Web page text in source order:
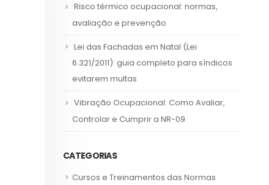
Risco térmico ocupacional: normas,
avaliação e prevenção
Lei das Fachadas em Natal (Lei
6.321/2011): guia completo para síndicos
evitarem multas
Vibração Ocupacional: Como Avaliar,
Controlar e Cumprir a NR-09
CATEGORIAS
Cursos e Treinamentos das Normas